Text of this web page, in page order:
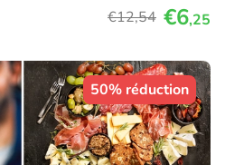
€12,54 €6,25
50% réduction